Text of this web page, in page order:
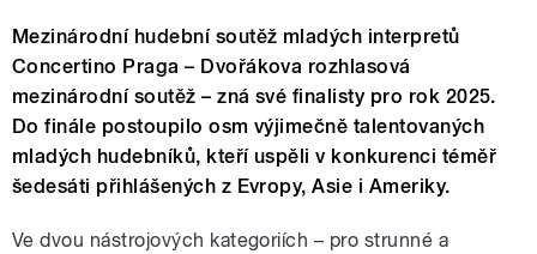
Mezinárodní hudební soutěž mladých interpretů
Concertino Praga – Dvořákova rozhlasová
mezinárodní soutěž – zná své finalisty pro rok 2025.
Do finále postoupilo osm výjimečně talentovaných
mladých hudebníků, kteří uspěli v konkurenci téměř
šedesáti přihlášených z Evropy, Asie i Ameriky.
Ve dvou nástrojových kategoriích – pro strunné a